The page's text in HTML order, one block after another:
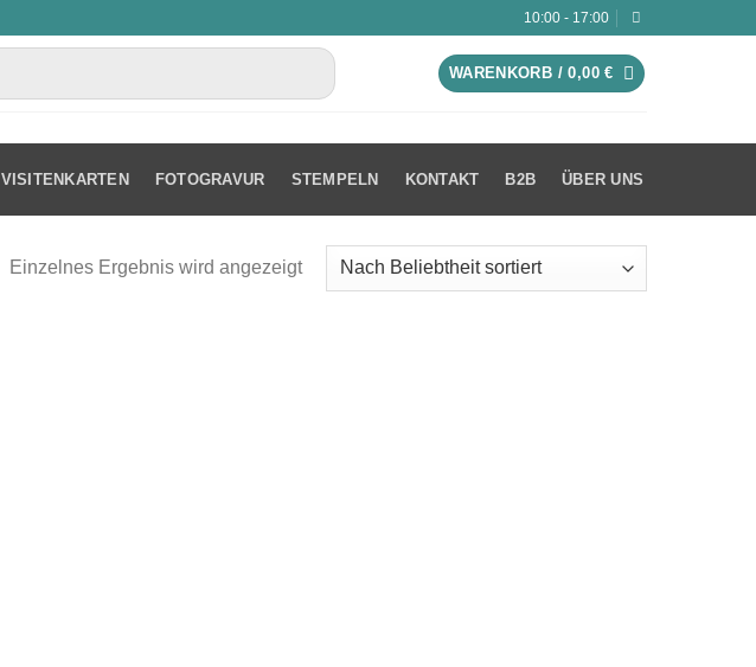
10:00 - 17:00
WARENKORB /0,00€
VISITENKARTEN FOTOGRAVUR STEMPELN KONTAKT B2B ÜBER UNS
Einzelnes Ergebnis wird angezeigt